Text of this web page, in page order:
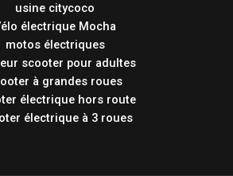
usine citycoco
électrique Mocha
motos électriques
scooter pour adultes
à grandes roues
électrique hors route
électrique à 3 roues